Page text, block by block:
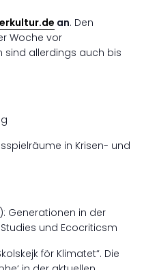
an. Den
Woche vor
sind allerdings auch bis
in Krisen- und
Generationen in der
und Ecocriticsm
för Klimatet“. Die